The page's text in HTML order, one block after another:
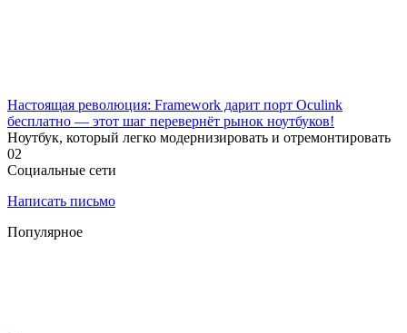
Настоящая революция: Framework дарит порт Oculink
бесплатно — этот шаг перевернёт рынок ноутбуков!
Ноутбук, который легко модернизировать и отремонтировать
02
Социальные сети
Написать письмо
Популярное